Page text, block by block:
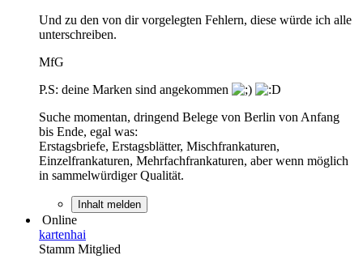
Und zu den von dir vorgelegten Fehlern, diese würde ich alle
unterschreiben.
MfG
P.S: deine Marken sind angekommen
Suche momentan, dringend Belege von Berlin von Anfang
bis Ende, egal was:
Erstagsbriefe, Erstagsblätter, Mischfrankaturen,
Einzelfrankaturen, Mehrfachfrankaturen, aber wenn möglich
in sammelwürdiger Qualität.
Inhalt melden
Online
kartenhai
Stamm Mitglied